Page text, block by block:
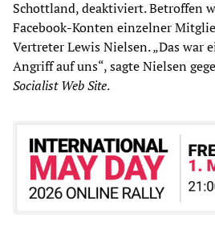
Schottland, deaktiviert. Betroffen
Facebook-Konten einzelner
Vertreter Lewis Nielsen. „Das war
Angriff auf uns“, sagte Nielsen
Socialist Web Site.